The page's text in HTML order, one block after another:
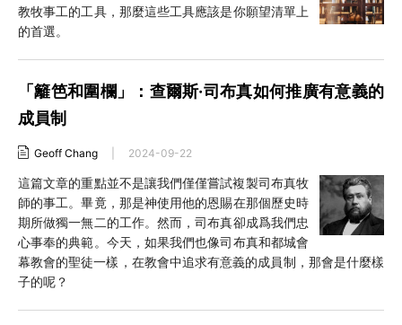
教牧事工的工具，那麼這些工具應該是你願望清單上
的首選。
「籬笆和圍欄」：查爾斯·司布真如何推廣有意義的
成員制
Geoff Chang 2024-09-22
這篇文章的重點並不是讓我們僅僅嘗試複製司布真牧
師的事工。畢竟，那是神使用他的恩賜在那個歷史時
期所做獨一無二的工作。然而，司布真卻成爲我們忠
心事奉的典範。今天，如果我們也像司布真和都城會
幕教會的聖徒一樣，在教會中追求有意義的成員制，那會是什麼樣
子的呢？